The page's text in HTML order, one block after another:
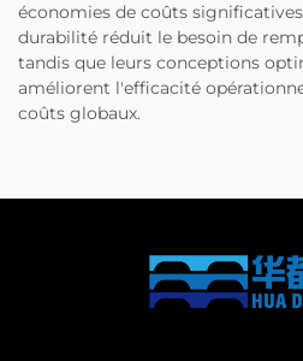
économies de coûts
durabilité réduit le besoin de
tandis que leurs conceptions
améliorent l'efficacité
coûts globaux.